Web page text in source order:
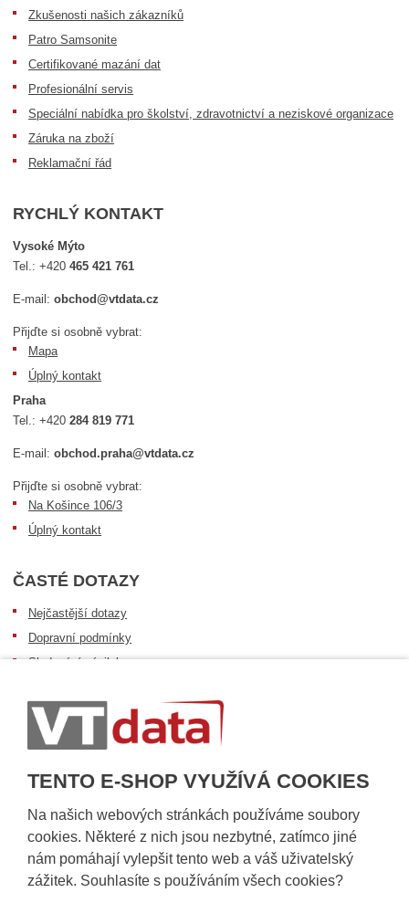
TENTO E-SHOP VYUŽÍVÁ COOKIES
Na našich webových stránkách používáme soubory
cookies. Některé z nich jsou nezbytné, zatímco jiné
nám pomáhají vylepšit tento web a váš uživatelský
zážitek. Souhlasíte s používáním všech cookies?
Zkušenosti našich zákazníků
Patro Samsonite
Certifikované mazání dat
Profesionální servis
Speciální nabídka pro školství, zdravotnictví a neziskové organizace
Záruka na zboží
Reklamační řád
RYCHLÝ KONTAKT
Vysoké Mýto
Tel.:+420465 421 761
E-mail:obchod@vtdata.cz
Přijďte si osobně vybrat:
Mapa
Úplný kontakt
Praha
Tel.:+420284 819 771
E-mail:obchod.praha@vtdata.cz
Přijďte si osobně vybrat:
Na Košince 106/3
Úplný kontakt
ČASTÉ DOTAZY
Nejčastější dotazy
Dopravní podmínky
Sledování zásilek
Informace k dostupnosti zboží
Obecné informace